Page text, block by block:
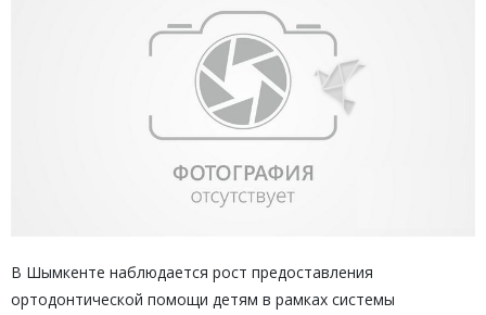
В Шымкенте наблюдается рост предоставления
ортодонтической помощи детям в рамках системы